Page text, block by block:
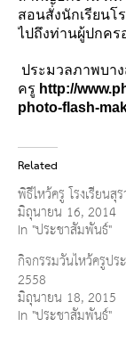
สอนสั่งนักเรียนโ
ไปถึงท่านผู้ปกคร
ประมวลภาพบา
ครู http://
photo-flash-
Related
พิธีไหว้ครู โรงเรียนสุ
มิถุนายน 16, 2014
In "ประชาสัมพันธ์"
กิจกรรมวันไหว้ครูปร
2558
มิถุนายน 18, 2015
In "ประชาสัมพันธ์"